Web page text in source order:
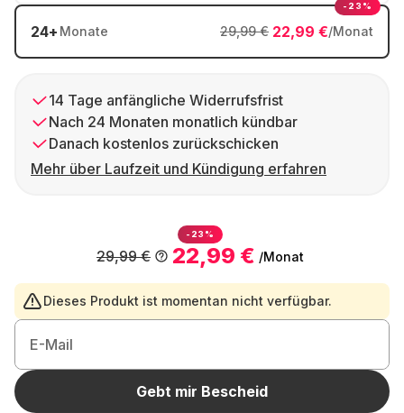
24+ Monate 22,99 €/Monat
29,99 €
-23%
14 Tage anfängliche Widerrufsfrist
Nach 24 Monaten monatlich kündbar
Danach kostenlos zurückschicken
Mehr über Laufzeit und Kündigung erfahren
-23%
22,99 € /Monat
29,99 €
Dieses Produkt ist momentan nicht verfügbar.
E-Mail
Gebt mir Bescheid